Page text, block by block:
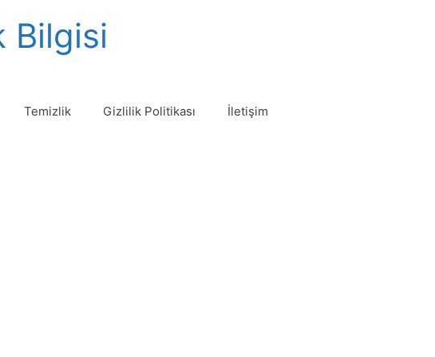
Bilgisi
Temizlik Gizlilik Politikası İletişim